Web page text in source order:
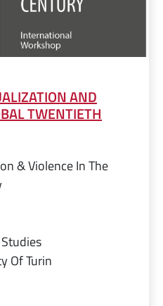
AND
TWENTIETH
& Violence In The
Of Turin